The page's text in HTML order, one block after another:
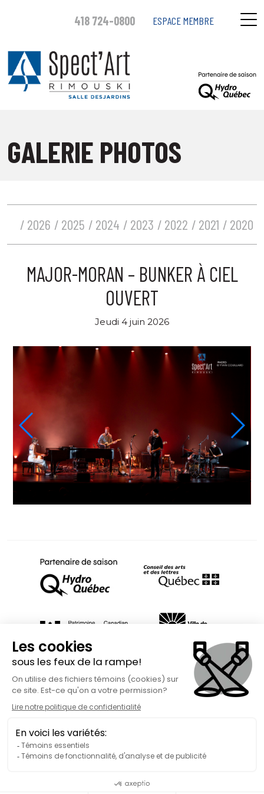
418 724-0800 ESPACE MEMBRE
GALERIE PHOTOS
2026 2025 2024 2023 2022 2021 2020
MAJOR-MORAN – BUNKER À CIEL
OUVERT
Jeudi 4 juin 2026